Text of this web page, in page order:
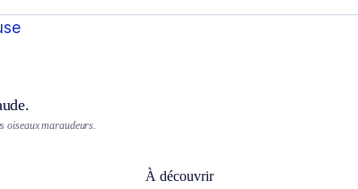
oiseaux maraudeurs.
À découvrir